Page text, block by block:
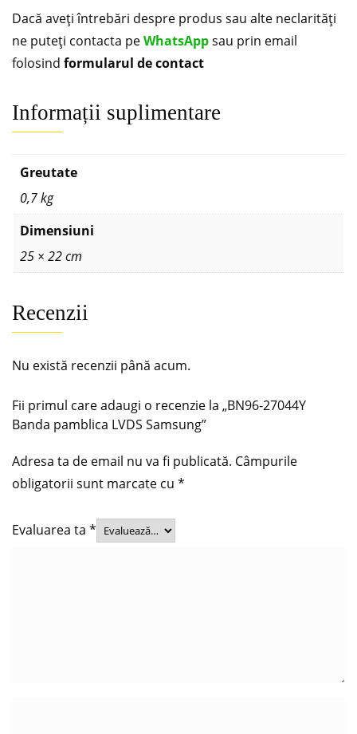
Dacă aveți întrebări despre produs sau alte neclarități
ne puteți contacta peWhatsAppsau prin email
folosind formularul de contact
Informații suplimentare
Greutate
0,7 kg
Dimensiuni
25 × 22 cm
Recenzii
Nu există recenzii până acum.
Fii primul care adaugi o recenzie la „BN96-27044Y
Banda pamblica LVDS Samsung”
Adresa ta de email nu va fi publicată. Câmpurile
obligatorii sunt marcate cu *
Evaluarea ta *